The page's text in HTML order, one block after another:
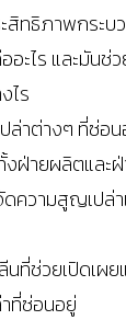
ะสิทธิภาพกระ
ะไร และมันช่
ไร
าต่างๆ ที่ซ่อน
งฝ่ายผลิตและ
ความสูญเปล่า
ที่ช่วยเปิดเผ
ที่ซ่อนอยู่